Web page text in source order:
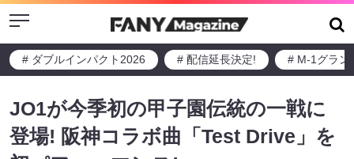
Menu
# ダブルインパクト2026 # 配信延長決定! # M-1グラン
JO1が今季初の甲子園伝統の一戦に
登場! 阪神コラボ曲「Test Drive」を